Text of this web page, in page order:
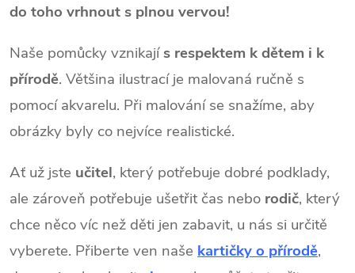
do toho vrhnout s plnou vervou!
Naše pomůcky vznikajís respektem k dětem i k
přírodě. Většina ilustrací je malovaná ručně s
pomocí akvarelu. Při malování se snažíme, aby
obrázky byly co nejvíce realistické.
Ať už jste učitel, který potřebuje dobré podklady,
ale zároveň potřebuje ušetřit čas nebo rodič, který
chce něco víc než děti jen zabavit, u nás si určitě
vyberete. Přiberte ven naše kartičky o přírodě,